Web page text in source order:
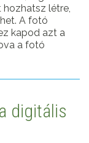
hozhatsz létre,
A fotó
kapod azt a
a fotó
digitális